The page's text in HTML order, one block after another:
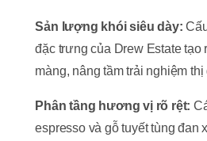
Sản lượng khói siêu dày:
đặc trưng của Drew Estate
màng, nâng tầm trải nghiệm
Phân tầng hương vị rõ rệt:
espresso và gỗ tuyết tùng đan